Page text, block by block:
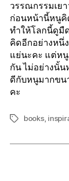
วรรณกรรมเย
ก่อนหน้านี้หนูคิ
ทำให้โลกนี้ดูมื
คิดอีกอย่างหนึ่
แย่นะคะ แต่ห
กัน ไม่อย่างนั้น
ดีกับหนูมากขน
คะ
books,